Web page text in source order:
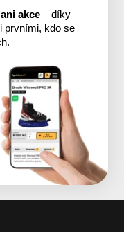
akce – díky
prvními, kdo se